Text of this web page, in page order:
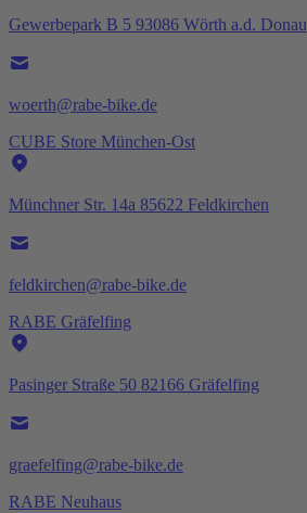
Gewerbepark B 5 93086 Wörth a.d. Donau
woerth@rabe-bike.de
CUBE Store München-Ost
Münchner Str. 14a 85622 Feldkirchen
feldkirchen@rabe-bike.de
RABE Gräfelfing
Pasinger Straße 50 82166 Gräfelfing
graefelfing@rabe-bike.de
RABE Neuhaus